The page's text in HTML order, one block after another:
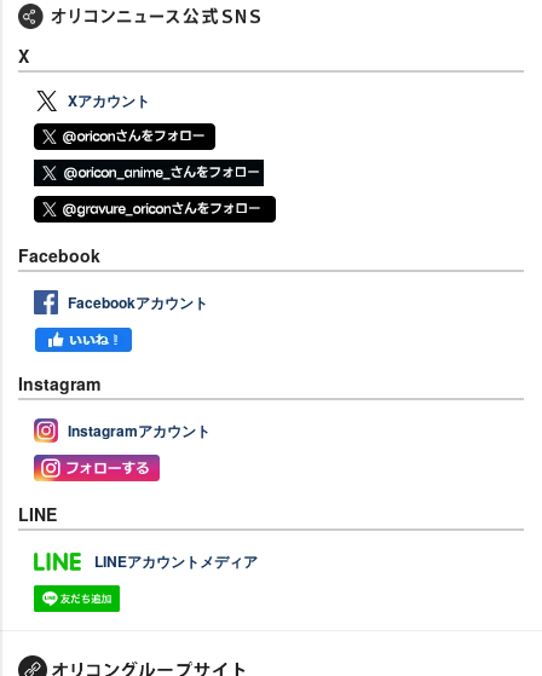
X
Xアカウント
Facebook
Facebookアカウント
Instagram
Instagramアカウント
LINE
LINEアカウントメディア